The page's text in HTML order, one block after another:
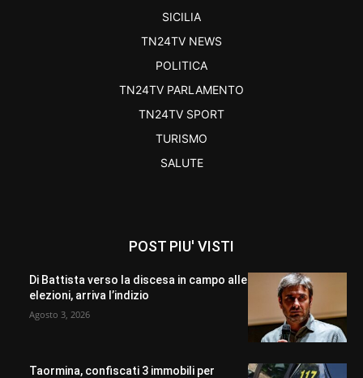
SICILIA
TN24TV NEWS
POLITICA
TN24TV PARLAMENTO
TN24TV SPORT
TURISMO
SALUTE
POST PIU' VISTI
Di Battista verso la discesa in campo alle
elezioni, arriva l’indizio
Agosto 3, 2026
Taormina, confiscati 3 immobili per